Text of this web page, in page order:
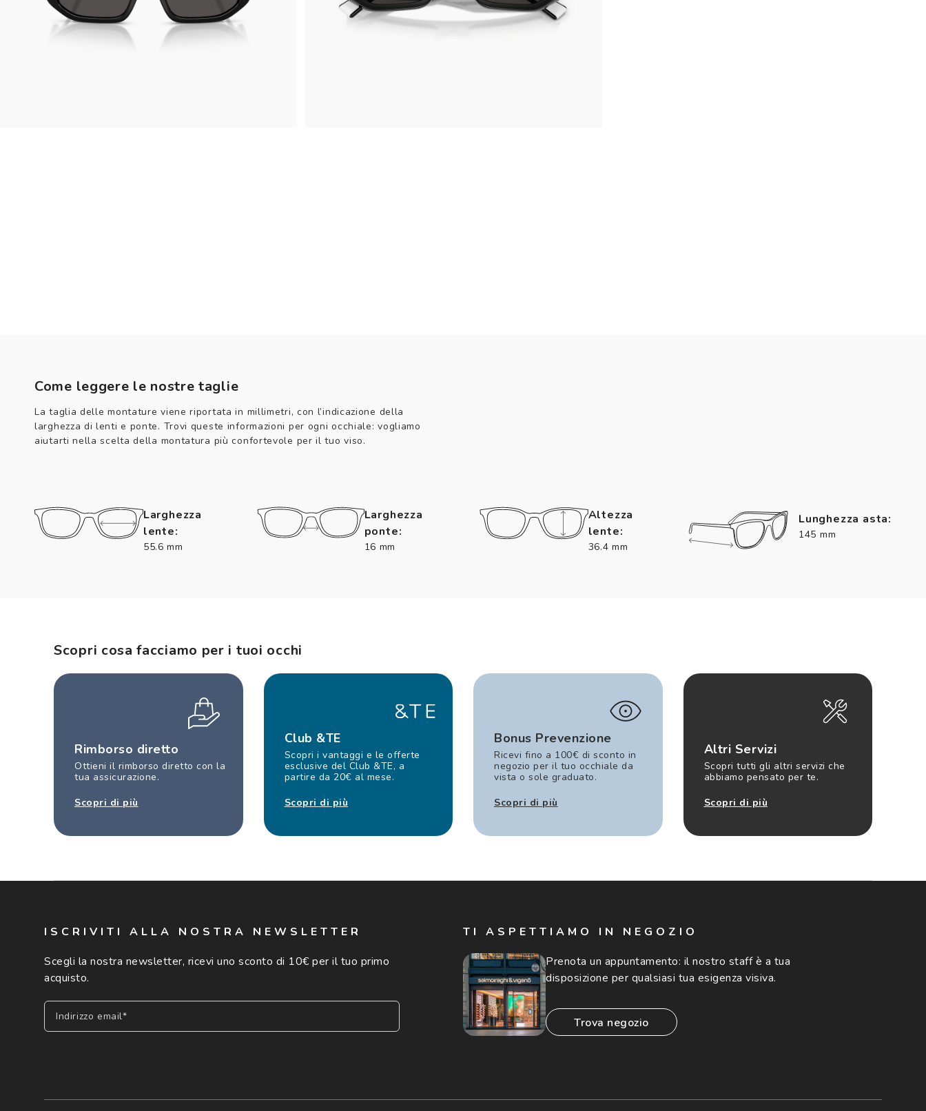
Come leggere le nostre taglie
La taglia delle montature viene riportata in millimetri, con l’indicazione della
larghezza di lenti e ponte. Trovi queste informazioni per ogni occhiale: vogliamo
aiutarti nella scelta della montatura più confortevole per il tuo viso.
Larghezza
lente:
55.6 mm
Larghezza
ponte:
16 mm
Altezza
lente:
36.4 mm
Lunghezza asta:
145 mm
Scopri cosa facciamo per i tuoi occhi
Rimborso diretto
Ottieni il rimborso diretto con la
tua assicurazione.
Scopri di più
Club &TE
Scopri i vantaggi e le offerte
esclusive del Club &TE, a
partire da 20€ al mese.
Scopri di più
Bonus Prevenzione
Ricevi fino a 100€ di sconto in
negozio per il tuo occhiale da
vista o sole graduato.
Scopri di più
Altri Servizi
Scopri tutti gli altri servizi che
abbiamo pensato per te.
Scopri di più
ISCRIVITI ALLA NOSTRA NEWSLETTER
Scegli la nostra newsletter, ricevi uno sconto di 10€ per il tuo primo
acquisto.
Indirizzo email*
TI ASPETTIAMO IN NEGOZIO
Prenota un appuntamento: il nostro staff è a tua
disposizione per qualsiasi tua esigenza visiva.
trova negozio